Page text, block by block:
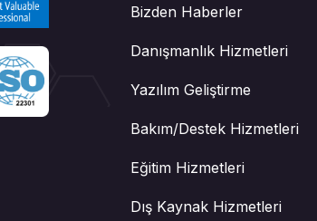
Bizden Haberler
Danışmanlık Hizmetleri
Yazılım Geliştirme
Bakım/Destek Hizmetleri
Eğitim Hizmetleri
Dış Kaynak Hizmetleri